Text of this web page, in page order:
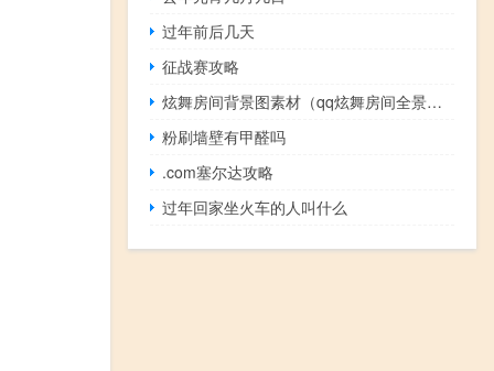
过年前后几天
征战赛攻略
炫舞房间背景图素材（qq炫舞房间全景素材）
粉刷墙壁有甲醛吗
.com塞尔达攻略
过年回家坐火车的人叫什么